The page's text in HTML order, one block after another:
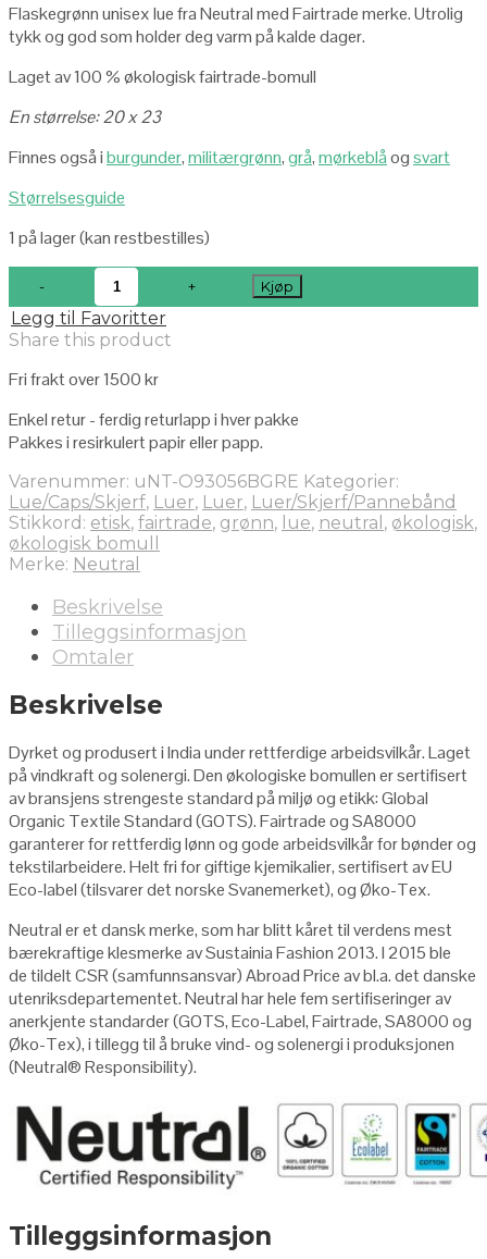
Flaskegrønn unisex lue fra Neutral med Fairtrade merke. Utrolig
tykk og god som holder deg varm på kalde dager.
Laget av 100 % økologisk fairtrade-bomull
En størrelse: 20 x 23
Finnes også iburgunder,militærgrønn,grå,mørkeblåogsvart
Størrelsesguide
1 på lager (kan restbestilles)
Kjøp
Legg til Favoritter
Share this product
Fri frakt over 1500 kr
Enkel retur - ferdig returlapp i hver pakke
Pakkes i resirkulert papir eller papp.
Varenummer: uNT-O93056BGRE Kategorier:
Lue/Caps/Skjerf, Luer, Luer, Luer/Skjerf/Pannebånd
Stikkord: etisk, fairtrade, grønn, lue, neutral , økologisk,
økologisk bomull
Merke: Neutral
Beskrivelse
Tilleggsinformasjon
Omtaler
Beskrivelse
Dyrket og produsert i India under rettferdige arbeidsvilkår. Laget
på vindkraft og solenergi. Den økologiske bomullen er sertifisert
av bransjens strengeste standard på miljø og etikk: Global
Organic Textile Standard (GOTS). Fairtrade og SA8000
garanterer for rettferdig lønn og gode arbeidsvilkår for bønder og
tekstilarbeidere. Helt fri for giftige kjemikalier, sertifisert av EU
Eco-label (tilsvarer det norske Svanemerket), og Øko-Tex.
Neutral er et dansk merke, som har blitt kåret til verdens mest
bærekraftige klesmerke av Sustainia Fashion 2013. I 2015 ble
de tildelt CSR (samfunnsansvar) Abroad Price av bl.a. det danske
utenriksdepartementet. Neutral har hele fem sertifiseringer av
anerkjente standarder (GOTS, Eco-Label, Fairtrade, SA8000 og
Øko-Tex), i tillegg til å bruke vind- og solenergi i produksjonen
(Neutral®Responsibility).
Tilleggsinformasjon